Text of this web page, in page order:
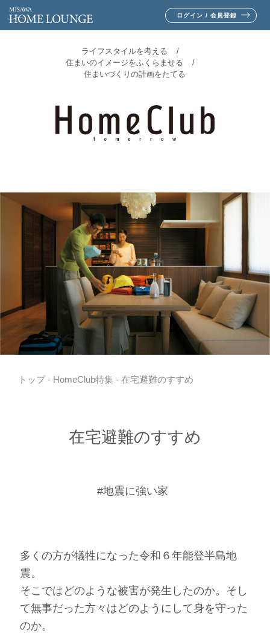
ログイン / 会員登録
ライフスタイルを考える
住まいのイメージをふくらませる
住まいづくりの計画をたてる
トップ- HomeClub特集- 在宅避難のすすめ
在宅避難のすすめ
#地震に強い家
多くの方が犠牲になった令和６年能登半島地
震。
そこではどのような被害が発生したのか。そし
て無事だった方々はどのようにして身を守った
のか。